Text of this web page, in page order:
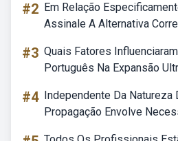
#2 Em Relação
Assinale A Alternativa
#3 Quais Fatores
Português Na Expansão
#4 Independente Da Natureza
Propagação Envolve